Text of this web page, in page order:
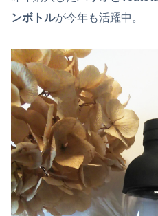
ンボトルが今年も活躍中。